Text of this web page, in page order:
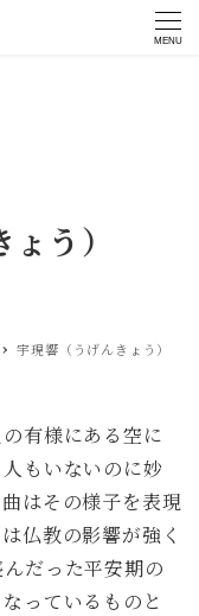
MENU
う）
宇現響（うげんきょう）
有様にある空に
もいないのに妙
はその様子を表現
仏教の影響が強く
だった平安期の
っているものと